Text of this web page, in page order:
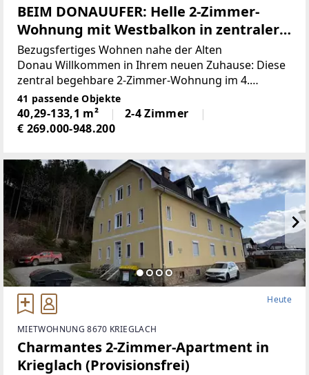
BEIM DONAUUFER: Helle 2-Zimmer-
Wohnung mit Westbalkon in zentraler
Lage
Bezugsfertiges Wohnen nahe der Alten
Donau Willkommen in Ihrem neuen Zuhause: Diese
zentral begehbare 2-Zimmer-Wohnung im 4.
Obergeschoss überzeugt mit rund 40 m²
Wohnnutzfläche und einer besonders durchdachten
Raumaufteilung – perfekt für
41 passende Objekte
40,29-133,1 m²
2-4 Zimmer
€ 269.000-948.200
Heute
MIETWOHNUNG 8670 KRIEGLACH
Charmantes 2-Zimmer-Apartment in
Krieglach (Provisionsfrei)